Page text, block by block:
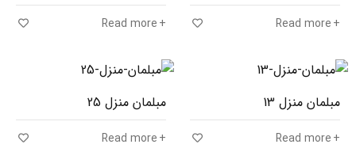
Read more
Read more
مبلمان منزل 13
Read more
مبلمان منزل 25
Read more